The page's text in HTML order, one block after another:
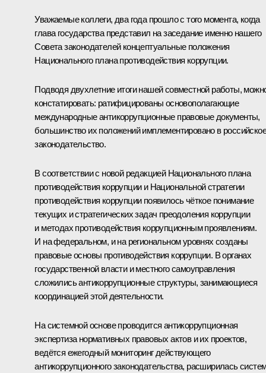
Уважаемые коллеги, два года прошло с того момента, когда
глава государства представил на заседание именно нашего
Совета законодателей концептуальные положения
Национального плана противодействия коррупции.
Подводя двухлетние итоги нашей совместной работы,
констатировать: ратифицированы основополагающие
международные антикоррупционные правовые документы,
большинство их положений имплементировано в российское
законодательство.
В соответствии с новой редакцией Национального плана
противодействия коррупции и Национальной стратегии
противодействия коррупции появилось чёткое понимание
текущих и стратегических задач преодоления коррупции
и методах противодействия коррупционным проявлениям.
И на федеральном, и на региональном уровнях созданы
правовые основы противодействия коррупции. В органах
государственной власти и местного самоуправления
сложились антикоррупционные структуры, занимающиеся
координацией этой деятельности.
На системной основе проводится антикоррупционная
экспертиза нормативных правовых актов и их проектов,
ведётся ежегодный мониторинг действующего
антикоррупционного законодательства, расширилась